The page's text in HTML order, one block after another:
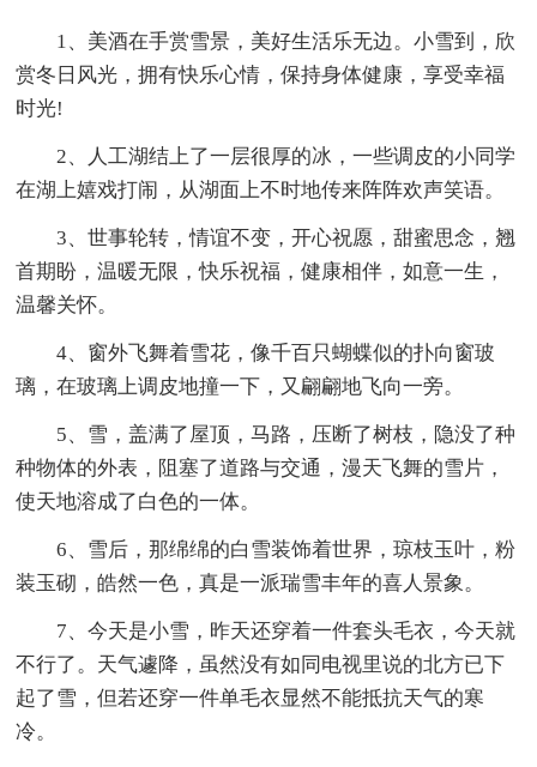
1、美酒在手赏雪景，美好生活乐无边。小雪到，欣
赏冬日风光，拥有快乐心情，保持身体健康，享受幸福
时光!
2、人工湖结上了一层很厚的冰，一些调皮的小同学
在湖上嬉戏打闹，从湖面上不时地传来阵阵欢声笑语。
3、世事轮转，情谊不变，开心祝愿，甜蜜思念，翘
首期盼，温暖无限，快乐祝福，健康相伴，如意一生，
温馨关怀。
4、窗外飞舞着雪花，像千百只蝴蝶似的扑向窗玻
璃，在玻璃上调皮地撞一下，又翩翩地飞向一旁。
5、雪，盖满了屋顶，马路，压断了树枝，隐没了种
种物体的外表，阻塞了道路与交通，漫天飞舞的雪片，
使天地溶成了白色的一体。
6、雪后，那绵绵的白雪装饰着世界，琼枝玉叶，粉
装玉砌，皓然一色，真是一派瑞雪丰年的喜人景象。
7、今天是小雪，昨天还穿着一件套头毛衣，今天就
不行了。天气遽降，虽然没有如同电视里说的北方已下
起了雪，但若还穿一件单毛衣显然不能抵抗天气的寒
冷。